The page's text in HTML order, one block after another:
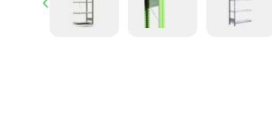
Previous